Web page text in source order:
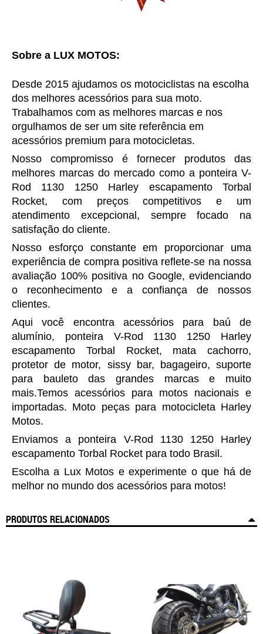
Sobre a LUX MOTOS:
Desde 2015 ajudamos os motociclistas na escolha
dos melhores acessórios para sua moto.
Trabalhamos com as melhores marcas e nos
orgulhamos de ser um site referência em
acessórios premium para motocicletas.
Nosso compromisso é fornecer produtos das
melhores marcas do mercado como a ponteira V-
Rod 1130 1250 Harley escapamento Torbal
Rocket, com preços competitivos e um
atendimento excepcional, sempre focado na
satisfação do cliente.
Nosso esforço constante em proporcionar uma
experiência de compra positiva reflete-se na nossa
avaliação 100% positiva no Google, evidenciando
o reconhecimento e a confiança de nossos
clientes.
Aqui você encontra acessórios para baú de
alumínio, ponteira
V-Rod 1130 1250 Harley
escapamento Torbal Rocket, mata cachorro,
protetor de motor, sissy bar, bagageiro, suporte
para bauleto das grandes marcas e muito
mais.Temos acessórios para motos nacionais e
importadas. Moto peças para motocicleta Harley
Motos.
Enviamos a ponteira
V-Rod 1130 1250 Harley
escapamento Torbal Rocket para todo Brasil.
Escolha a Lux Motos e experimente o que há de
melhor no mundo dos acessórios para motos!
PRODUTOS RELACIONADOS